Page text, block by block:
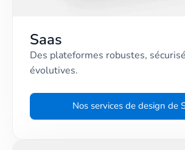
Saas
Des plateformes robustes,
évolutives.
Nos services de design de